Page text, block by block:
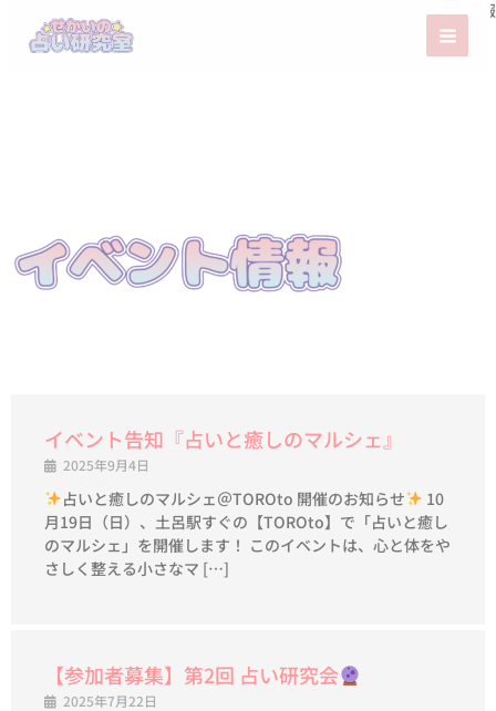
イベント情報
イベント告知『占いと癒しのマルシェ』
2025年9月4日
占いと癒しのマルシェ＠TOROto 開催のお知らせ
10
月19日（日）、土呂駅すぐの【TOROto】で「占いと癒し
のマルシェ」を開催します！ このイベントは、心と体をや
さしく整える小さなマ […]
【参加者募集】第2回 占い研究会
2025年7月22日